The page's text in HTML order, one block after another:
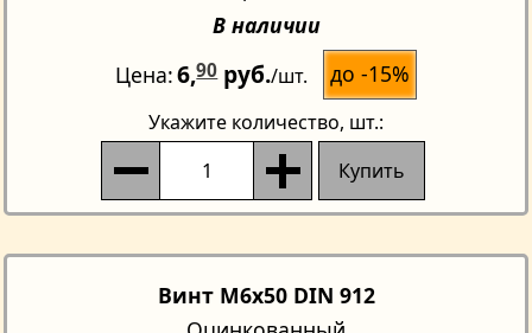
В наличии
Цена 6,90руб./шт. до -15%
Укажите количество, шт.:
Купить
Винт M6x50 DIN 912